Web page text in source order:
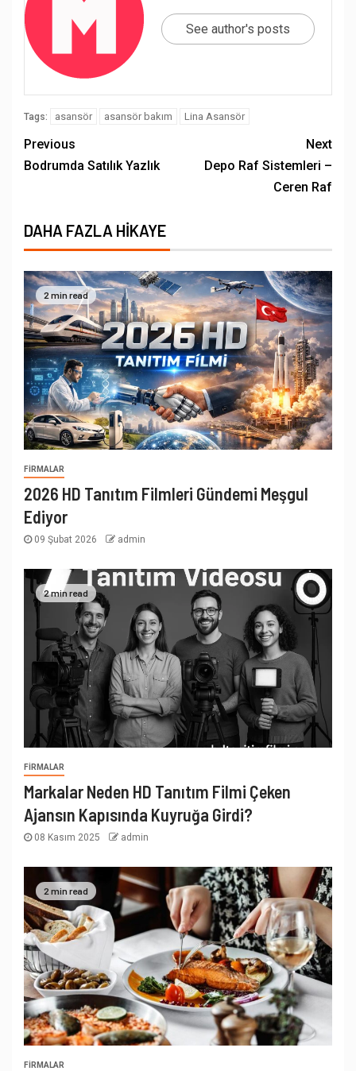
See author's posts
Tags: asansör asansör bakım Lina Asansör
Previous
Bodrumda Satılık Yazlık
Next
Depo Raf Sistemleri –
Ceren Raf
DAHA FAZLA HIKAYE
2 min read
FIRMALAR
2026 HD Tanıtım Filmleri Gündemi Meşgul
Ediyor
09 Şubat 2026 admin
2 min read
FIRMALAR
Markalar Neden HD Tanıtım Filmi Çeken
Ajansın Kapısında Kuyruğa Girdi?
08 Kasım 2025 admin
2 min read
FIRMALAR